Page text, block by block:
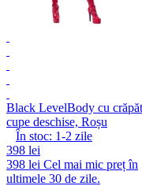
Black LevelBody cu
cupe deschise, Roșu
În stoc: 1-2 zile
398 lei
398 lei Cel mai mic preț în
ultimele 30 de zile.